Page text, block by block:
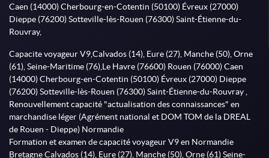
Caen (14000) Cherbourg-en-Cotentin (50100) Évreux (27000)
Dieppe (76200) Sotteville-lès-Rouen (76300) Saint-Étienne-du-
Rouvray,
Capacite voyageur V9,Calvados (14), Eure (27), Manche (50), Orne
(61), Seine-Maritime (76),Le Havre (76600) Rouen (76000) Caen
(14000) Cherbourg-en-Cotentin (50100) Évreux (27000) Dieppe
(76200) Sotteville-lès-Rouen (76300) Saint-Étienne-du-Rouvray ,
Renouvellement capacité "actualisation des connaissances" en
marchandise léger (Agrément national et DOM TOM de la DREAL
de Rouen - Dieppe) Normandie
Formation et examen de capacité voyageur V9 en Normandie
Bretagne Calvados (14), Eure (27), Manche (50), Orne (61) Seine-